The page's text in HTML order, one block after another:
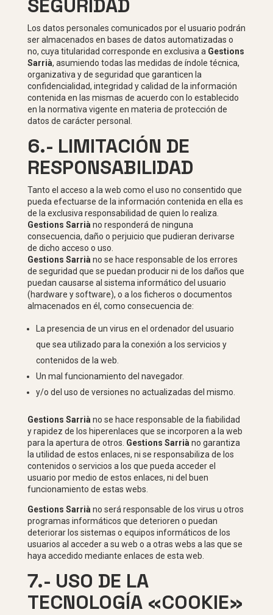
SEGURIDAD
Los datos personales comunicados por el usuario podrán
ser almacenados en bases de datos automatizadas o
no, cuya titularidad corresponde en exclusiva a Gestions
Sarrià, asumiendo todas las medidas de índole técnica,
organizativa y de seguridad que garanticen la
confidencialidad, integridad y calidad de la información
contenida en las mismas de acuerdo con lo establecido
en la normativa vigente en materia de protección de
datos de carácter personal.
6.- LIMITACIÓN DE
RESPONSABILIDAD
Tanto el acceso a la web como el uso no consentido que
pueda efectuarse de la información contenida en ella es
de la exclusiva responsabilidad de quien lo realiza.
Gestions Sarrià no responderá de ninguna
consecuencia, daño o perjuicio que pudieran derivarse
de dicho acceso o uso.
Gestions Sarrià no se hace responsable de los errores
de seguridad que se puedan producir ni de los daños que
puedan causarse al sistema informático del usuario
(hardware y software), o a los ficheros o documentos
almacenados en él, como consecuencia de:
La presencia de un virus en el ordenador del usuario
que sea utilizado para la conexión a los servicios y
contenidos de la web.
Un mal funcionamiento del navegador.
y/o del uso de versiones no actualizadas del mismo.
Gestions Sarrià no se hace responsable de la fiabilidad
y rapidez de los hiperenlaces que se incorporen a la web
para la apertura de otros. Gestions Sarrià no garantiza
la utilidad de estos enlaces, ni se responsabiliza de los
contenidos o servicios a los que pueda acceder el
usuario por medio de estos enlaces, ni del buen
funcionamiento de estas webs.
Gestions Sarrià no será responsable de los virus u otros
programas informáticos que deterioren o puedan
deteriorar los sistemas o equipos informáticos de los
usuarios al acceder a su web o a otras webs a las que se
haya accedido mediante enlaces de esta web.
7.- USO DE LA
TECNOLOGÍA «COOKIE»